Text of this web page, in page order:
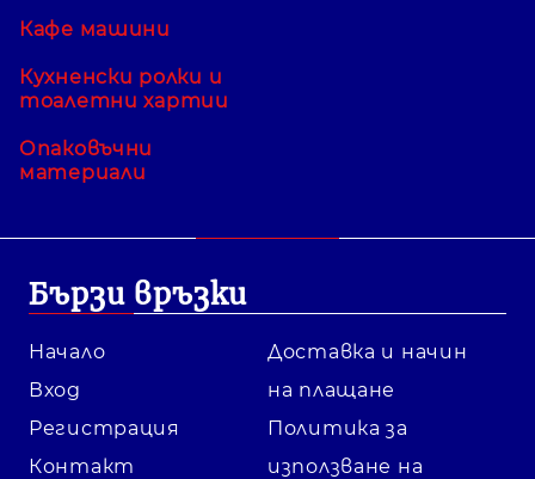
Кафе машини
Кухненски ролки и
тоалетни хартии
Опаковъчни
материали
Бързи връзки
Начало
Вход
Регистрация
Контакт
Доставка и начин
на плащане
Политика за
използване на